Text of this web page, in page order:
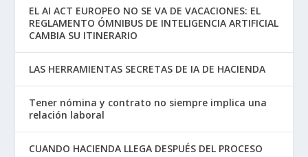
EL AI ACT EUROPEO NO SE VA DE VACACIONES: EL
REGLAMENTO ÓMNIBUS DE INTELIGENCIA ARTIFICIAL
CAMBIA SU ITINERARIO
LAS HERRAMIENTAS SECRETAS DE IA DE HACIENDA
Tener nómina y contrato no siempre implica una
relación laboral
CUANDO HACIENDA LLEGA DESPUÉS DEL PROCESO